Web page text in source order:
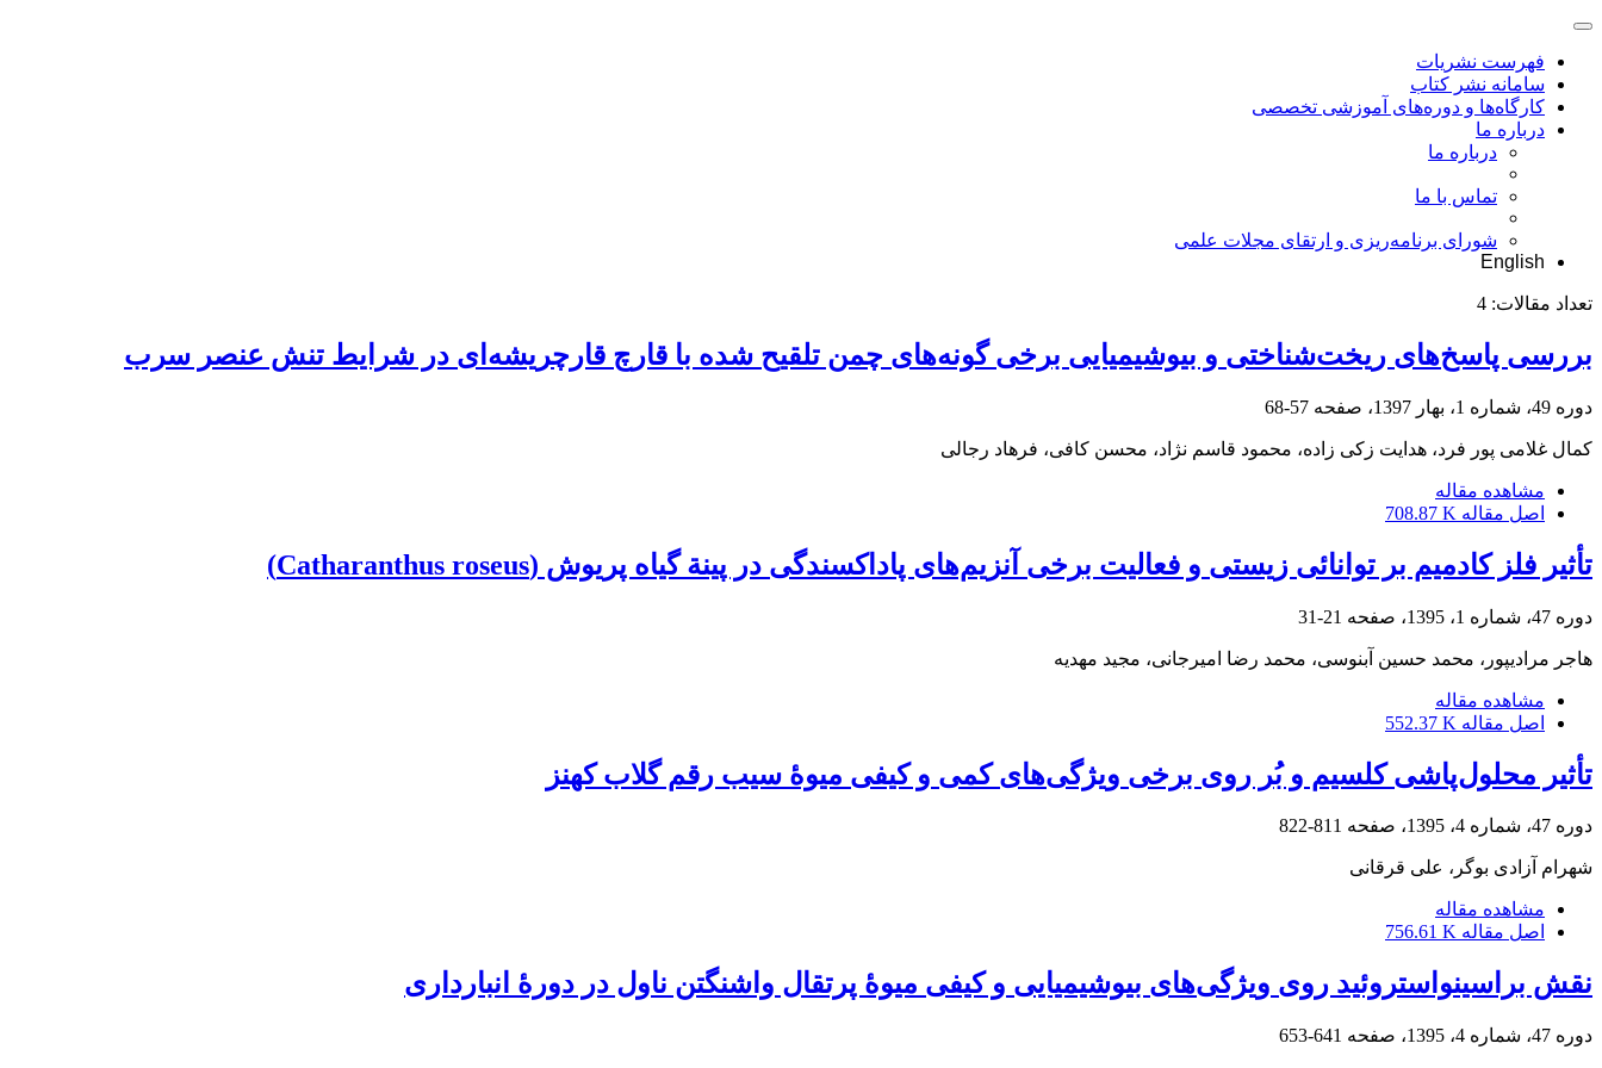
فهرست نشریات
سامانه نشر کتاب
کارگاه‌ها و دوره‌های آموزشی تخصصی
درباره ما
درباره ما
تماس با ما
شورای برنامه‌ریزی و ارتقای مجلات علمی
English
تعداد مقالات: 4
بررسی پاسخ‌های ریخت‌شناختی و بیوشیمیایی برخی گونه‌های چمن تلقیح شده با قارچ قارچریشه‌ای در شرایط تنش عنصر سرب
دوره 49، شماره 1، بهار 1397، صفحه 57-68
کمال غلامی پور فرد، هدایت زکی زاده، محمود قاسم نژاد، محسن کافی، فرهاد رجالی
مشاهده مقاله
اصل مقاله 708.87 K
تأثیر فلز کادمیم بر توانائی زیستی و فعالیت برخی آنزیم‌های پاداکسندگی در پینة گیاه پریوش (Catharanthus roseus)
دوره 47، شماره 1، 1395، صفحه 21-31
هاجر مرادیپور، محمد حسین آبنوسی، محمد رضا امیرجانی، مجید مهدیه
مشاهده مقاله
اصل مقاله 552.37 K
تأثیر محلول‌پاشی کلسیم و بُر روی برخی ویژگی‌های کمی و کیفی میوۀ سیب رقم گلاب کهنز
دوره 47، شماره 4، 1395، صفحه 811-822
شهرام آزادی بوگر، علی قرقانی
مشاهده مقاله
اصل مقاله 756.61 K
نقش براسینواستروئید روی ویژگی‌های بیوشیمیایی و کیفی میوۀ پرتقال واشنگتن ‌ناول در دورۀ انبارداری
دوره 47، شماره 4، 1395، صفحه 641-653